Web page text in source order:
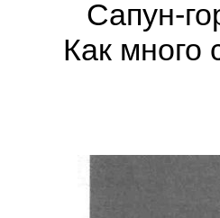
Сапун-
Как много